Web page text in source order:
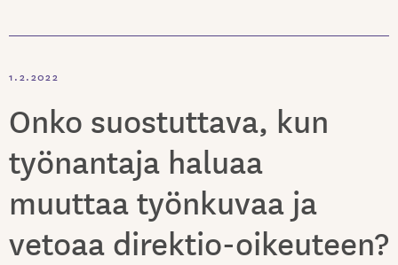
1.2.2022
Onko suostuttava, kun
työnantaja haluaa
muuttaa työnkuvaa ja
vetoaa direktio-oikeuteen?